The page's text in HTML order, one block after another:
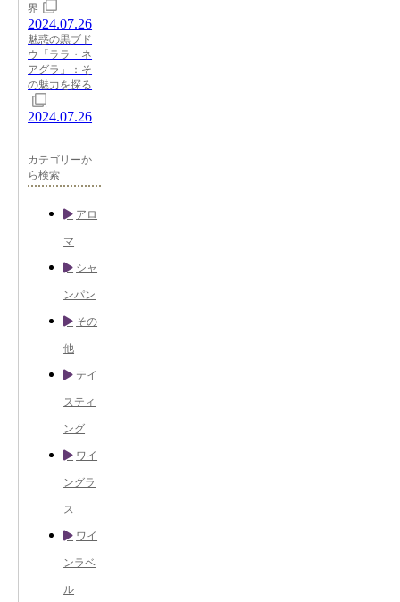
界
2024.07.26
魅惑の黒ブド
ウ「ララ・ネ
アグラ」：そ
の魅力を探る
2024.07.26
カテゴリーか
ら検索
アロ
マ
シャ
ンパン
その
他
テイ
スティ
ング
ワイ
ングラ
ス
ワイ
ンラベ
ル